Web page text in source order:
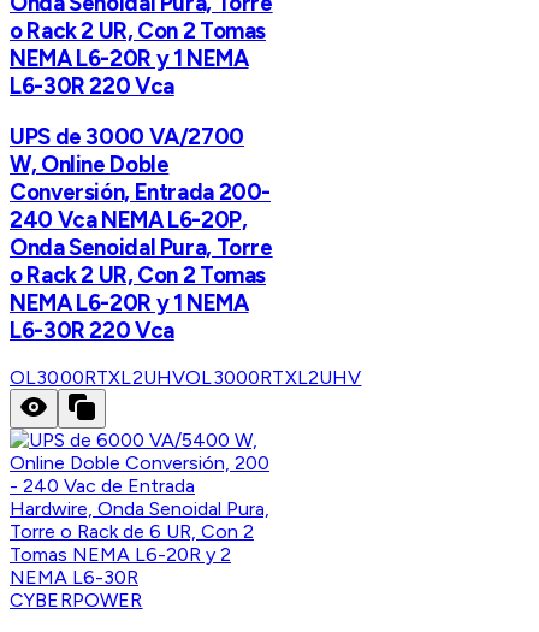
o Rack 2 UR, Con 2 Tomas
NEMA L6-20R y 1 NEMA
L6-30R 220 Vca
UPS de 3000 VA/2700
W, Online Doble
Conversión, Entrada 200-
240 Vca NEMA L6-20P,
Onda Senoidal Pura, Torre
o Rack 2 UR, Con 2 Tomas
NEMA L6-20R y 1 NEMA
L6-30R 220 Vca
OL3000RTXL2UHVOL3000RTXL2UHV
CYBERPOWER